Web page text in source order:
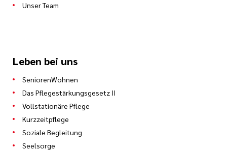
Unser Team
Leben bei uns
SeniorenWohnen
Das Pflegestärkungsgesetz II
Vollstationäre Pflege
Kurzzeitpflege
Soziale Begleitung
Seelsorge